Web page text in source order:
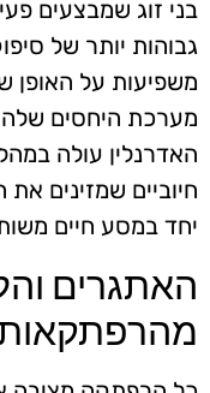
בני זוג שמבצעים
גבוהות יותר של
משפיעות על האופן
מערכת היחסים
האדרנלין עולה
חיוביים שמזינים
יחד במסע חיים
האתגרים